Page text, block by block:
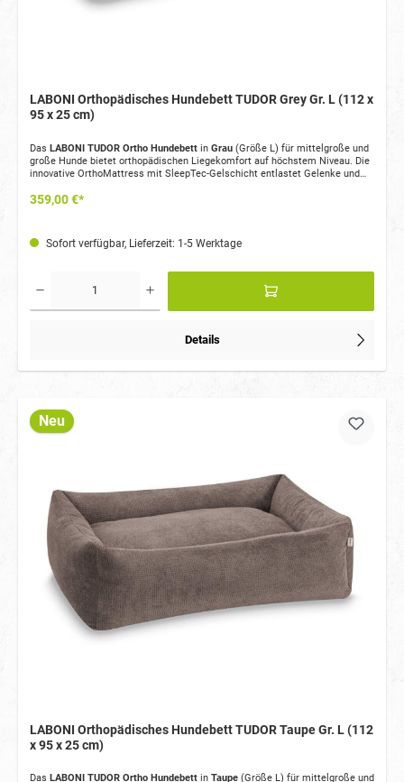
LABONI Orthopädisches Hundebett TUDOR Grey Gr. L (112 x
95 x 25 cm)
Das LABONI TUDOR Ortho Hundebettin Grau (Größe L) für mittelgroße und
große Hunde bietet orthopädischen Liegekomfort auf höchstem Niveau. Die
innovative OrthoMattress mit SleepTec-Gelschicht entlastet Gelenke und
Matratzenschutz und die zusätzliche Signature Mattress für Langlebigkeit
Druckentlastende SleepTec-Gelschicht zur Entlastung von Gelenken
Wasserdichter und bakteriendichter Matratzenschutz inklusive
Zusätzliche LABONI Signature Mattress im Lieferumfang
OEKO-TEX® zertifizierte Materialien
359,00 €*
Sofort verfügbar, Lieferzeit: 1-5 Werktage
Details
Neu
LABONI Orthopädisches Hundebett TUDOR Taupe Gr. L (112
x 95 x 25 cm)
Das LABONI TUDOR Ortho Hundebettin Taupe (Größe L) für mittelgroße und